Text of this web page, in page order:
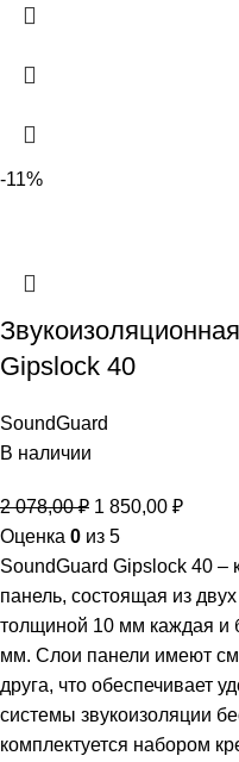
-11%
Gipslock 40
SoundGuard
В наличии
2 078,00₽ 1 850,00 ₽
Оценка 0 из 5
SoundGuard Gipslock 40 –
панель, состоящая из
толщиной 10 мм каждая и
мм. Слои панели имеют
друга, что обеспечивает
системы звукоизоляции
комплектуется набором